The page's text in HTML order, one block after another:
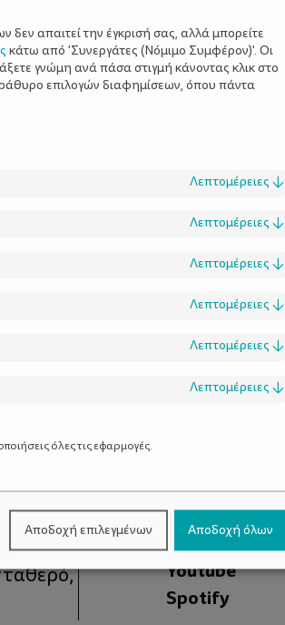
Facebook
Instagram
Youtube
Spotify
απαιτεί την έγκρισή σας, αλλά μπορείτε
κάτω από 'Συνεργάτες (Νόμιμο Συμφέρον)'. Οι
γνώμη ανά πάσα στιγμή κάνοντας κλικ στο
επιλογών διαφημίσεων, όπου πάντα
Λεπτομέρειες ↓
Λεπτομέρειες ↓
Λεπτομέρειες ↓
Λεπτομέρειες ↓
Λεπτομέρειες ↓
Λεπτομέρειες ↓
όλες τις εφαρμογές.
Αποδοχή επιλεγμένων Αποδοχή όλων